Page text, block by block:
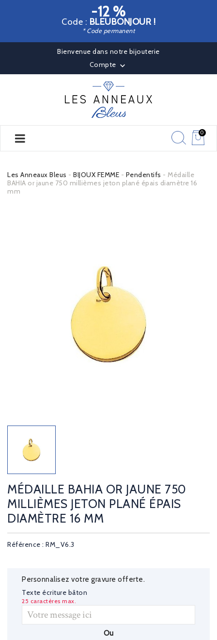
-12 %
Code : BLEUBONJOUR !
* Code permanent
Bienvenue dans notre bijouterie
Compte 
0
Les Anneaux Bleus BIJOUX FEMME Pendentifs
Médaille
BAHIA or jaune 750 millièmes jeton plané épais diamètre 16
mm
MÉDAILLE BAHIA OR JAUNE 750
MILLIÈMES JETON PLANÉ ÉPAIS
DIAMÈTRE 16 MM
Référence : RM_V6.3
Personnalisez votre gravure offerte.
Texte écriture bâton
25 caractères max.
Ou